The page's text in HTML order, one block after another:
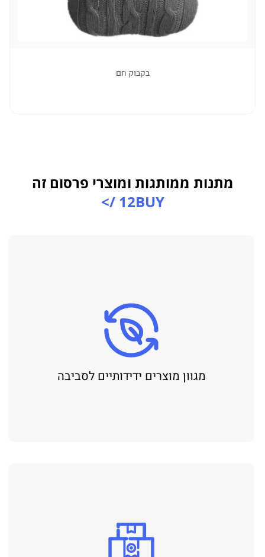
בקבוק חם
מתנות ממותגות ומוצרי פרסום זה
12BUY />
מגוון מוצרים ידידותיים לסביבה